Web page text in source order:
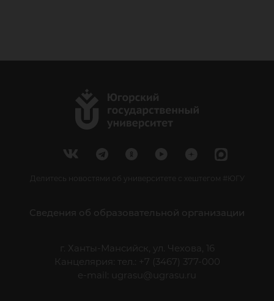
Делитесь новостями об университете с хештегом #ЮГУ
Сведения об образовательной организации
г. Ханты-Мансийск, ул. Чехова, 16
Канцелярия: тел.: +7 (3467) 377-000
e-mail:
ugrasu@ugrasu.ru